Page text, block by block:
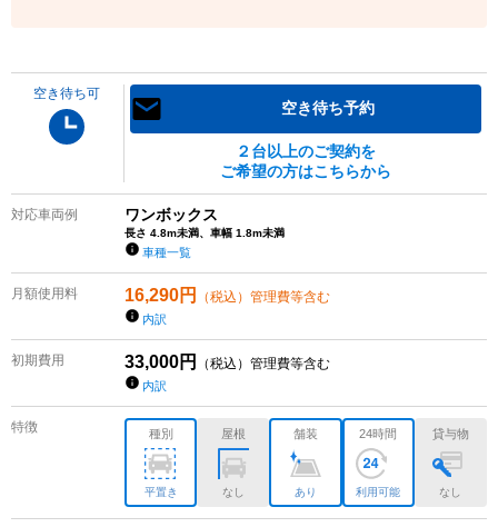
空き待ち可
空き待ち予約
２台以上のご契約を
ご希望の方はこちらから
対応車両例 ワンボックス
長さ 4.8m未満、車幅 1.8m未満
車種一覧
月額使用料 16,290円 （税込）管理費等含む
内訳
初期費用 33,000円 （税込）管理費等含む
内訳
特徴 種別
平置き
屋根
なし
舗装
あり
24時間
利用可能
貸与物
なし